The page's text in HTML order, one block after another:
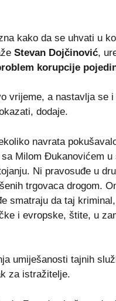
kako da se uhvati u
Stevan Dojčinović,
korupcije
vrijeme, a nastavlja se
dodaje.
navrata
Milom Đukanovićem
Ni pravosuđe u
trgovaca drogom.
smatraju da taj
i evropske, štite, u
umiješanosti tajnih
za istražitelje.